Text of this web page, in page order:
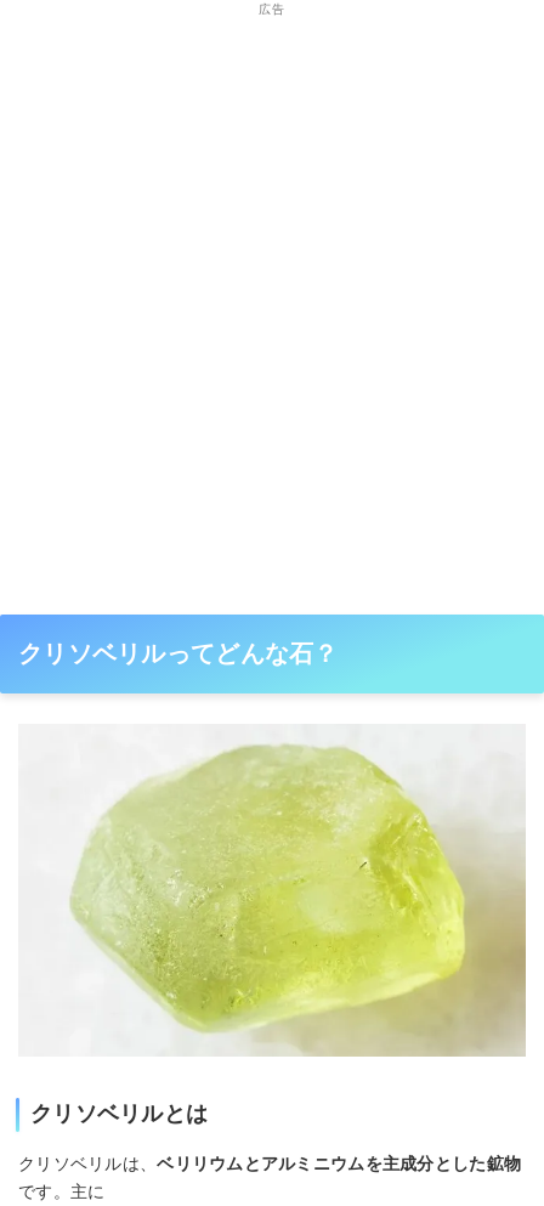
広告
クリソベリルってどんな石？
クリソベリルとは
クリソベリルは、ベリリウムとアルミニウムを主成分とした鉱物
です。主に